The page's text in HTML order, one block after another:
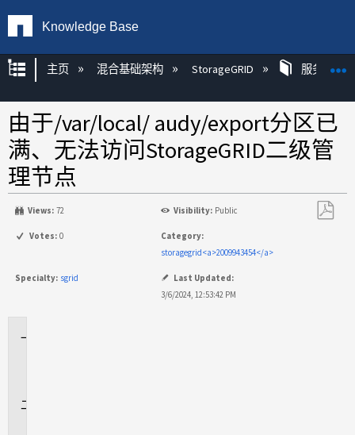
Knowledge Base
扩展/隐缩全局层次
主页 混合基础架构 StorageGRID 服务
由于/var/local/ audy/export分区已
满、无法访问StorageGRID二级管
理节点
Views: 72 Visibility: Public
Votes: 0
Category:
storagegrid<a>2009943454</a>
Specialty: sgrid
Last Updated:
3/6/2024, 12:53:42 PM